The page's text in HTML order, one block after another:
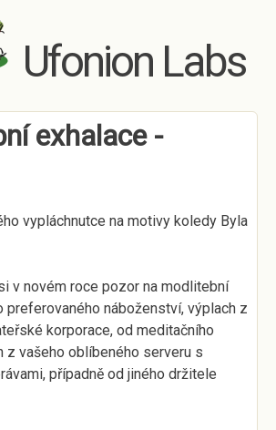
to main content
Ufonion Labs
exhalace -
vypláchnutce na motivy koledy Byla
v novém roce pozor na modlitební
preferovaného náboženství, výplach z
korporace, od meditačního
z vašeho oblíbeného serveru s
případně od jiného držitele